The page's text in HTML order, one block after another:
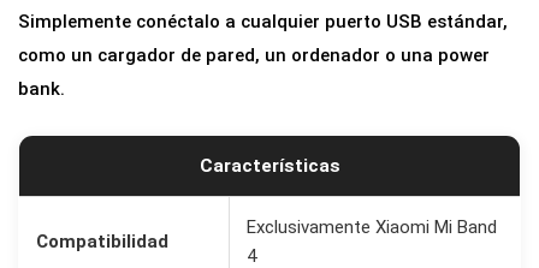
Simplemente conéctalo a cualquier puerto USB estándar,
como un cargador de pared, un ordenador o una power
bank.
Características
Compatibilidad
Exclusivamente Xiaomi Mi Band
4